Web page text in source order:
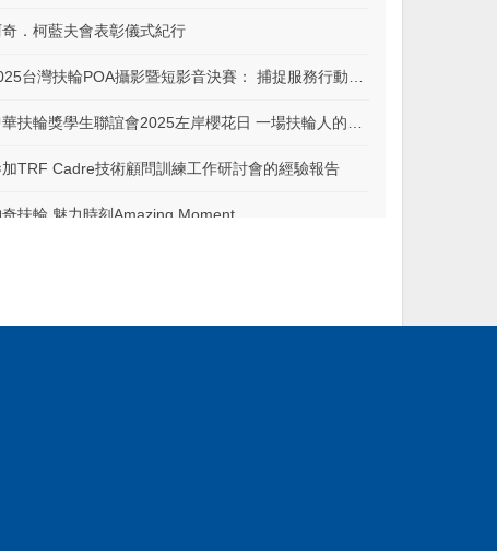
奇．柯藍夫會表彰儀式紀行
TRF Cadre技術顧問訓練工作研討會的經驗報告
扶輪 魅力時刻Amazing Moment